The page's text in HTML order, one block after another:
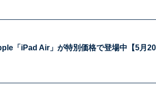
「iPad Air」が特別価格で登場中【5月20